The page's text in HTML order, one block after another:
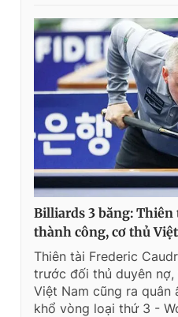
Billiards 3 băng:
thành công, cơ thủ
Thiên tài Frederic
trước đối thủ duyên
Việt Nam cũng ra
khổ vòng loại thứ 3 -